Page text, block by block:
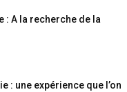
: A la recherche de la
: une expérience que l’on